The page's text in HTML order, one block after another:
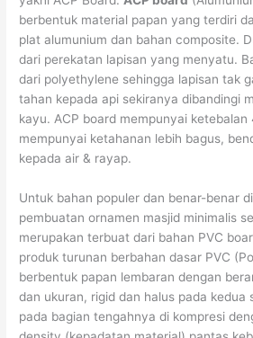
berbentuk material papan yang terdiri
plat alumunium dan bahan composite.
dari perekatan lapisan yang menyatu.
dari polyethylene sehingga lapisan tak
tahan kepada api sekiranya dibandingi
kayu. ACP board mempunyai ketebalan
mempunyai ketahanan lebih bagus,
kepada air & rayap.
Untuk bahan populer dan benar-benar
pembuatan ornamen masjid minimalis
merupakan terbuat dari bahan PVC
produk turunan berbahan dasar PVC
berbentuk papan lembaran dengan
dan ukuran, rigid dan halus pada kedua
pada bagian tengahnya di kompresi